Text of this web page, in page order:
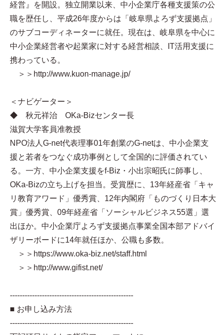
経営』を開設。独立開業以来、中小企業庁各種支援策の公
職を歴任し、平成26年度からは「岐阜県よろず支援拠点」
のサブコーディネーターに就任。現在は、岐阜県を中心に
中小企業経営者や起業家に対する経営相談、IT活用支援に
携わっている。
＞＞http://www.kuon-manage.jp/
＜ナビゲーター＞
◆ 秋元祥治 OKa-Bizセンター長
滋賀大学客員准教授
NPO法人G-net代表理事 01年創業のG-netは、中小企業支
援と若者をつなぐ成功事例として全国的に評価されてい
る。一方、中小企業支援をf-Biz・小出宗昭氏に師事し、
OKa-Bizの立ち上げを担当。受賞歴に、13年経産省「キャ
リ教育アワード」優秀賞、12年内閣府「ものづくり日本大
賞」優秀賞、09年経産省「ソーシャルビジネス55選」選
出ほか。中小企業庁よろず支援拠点事業全国本部アドバイ
ザリーボードに14年就任ほか、公職も多数。
＞＞https://www.oka-biz.net/staff.html
＞＞http://www.gifist.net/
--------------------------------------------------
■ お申し込み方法
--------------------------------------------------